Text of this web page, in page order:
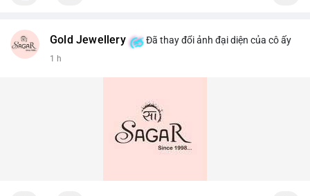
Gold Jewellery Đã thay đổi ảnh đại diện của cô ấy
1 h